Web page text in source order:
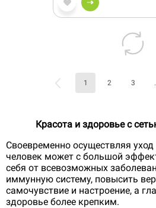
1 2 3
Красота и здоровье с
Своевременно осуществляя
человек может с большой
себя от всевозможных
иммунную систему, повысить
самочувствие и настроение, а
здоровье более крепким.